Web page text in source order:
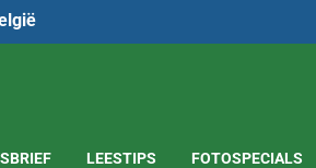
LEESTIPS FOTOSPECIALS